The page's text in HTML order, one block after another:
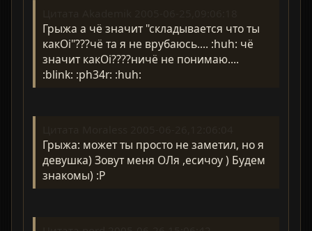
Грыжа а чё значит "складывается что ты
какOi"???чё та я не врубаюсь.... :huh: чё
значит какOi????ничё не понимаю....
:blink: :ph34r: :huh:
Грыжа: может ты просто не заметил, но я
девушка) Зовут меня ОЛя ,есичоу ) Будем
знакомы) :P